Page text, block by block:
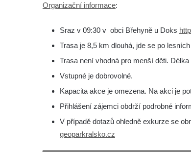
Organizační informace:
Sraz v 09:30 v obci Břehyně u Doks
Trasa je 8,5 km dlouhá, jde se po
Trasa není vhodná pro menší děti.
Vstupné je dobrovolné.
Kapacita akce je omezena. Na akci je
Přihlášení zájemci obdrží podrobné
V případě dotazů ohledně exkurze se
geoparkralsko.cz